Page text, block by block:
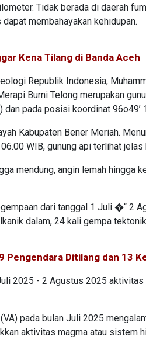
Tidak berada di daerah
membahayakan kehidupan.
Kena Tilang di Banda Aceh
Republik Indonesia,
Burni Telong merupakan
pada posisi koordinat 96o49’
Kabupaten Bener Meriah.
WIB, gunung api terlihat jelas
mendung, angin lemah hingga
dari tanggal 1 Juli �“ 2
dalam, 24 kali gempa
Pengendara Ditilang dan 13
2025 - 2 Agustus 2025 aktivitas
pada bulan Juli 2025
aktivitas magma atau sistem